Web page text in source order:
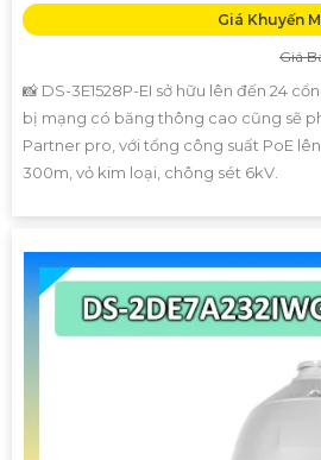
Giá Khuyến
Giá
📸 DS-3E1528P-EI sở hữu lên đến 24
bị mạng có băng thông cao cũng sẽ
Partner pro, với tổng công suất PoE
300m, vỏ kim loại, chông sét 6kV.